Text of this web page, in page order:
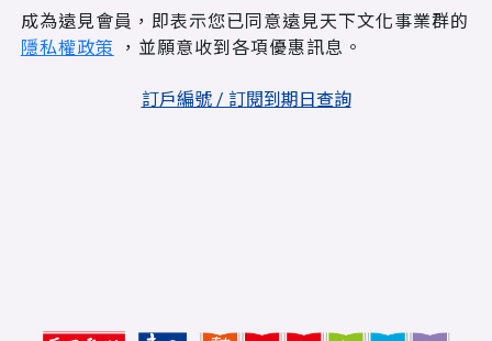
成為遠見會員，即表示您已同意遠見天下文化事業群的
隱私權政策 ，並願意收到各項優惠訊息。
訂戶編號 / 訂閱到期日查詢